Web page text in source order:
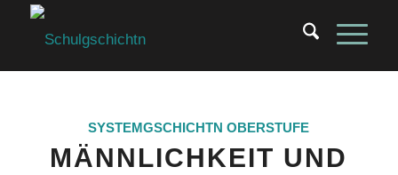
SYSTEMGSCHICHTN OBERSTUFE
MÄNNLICHKEIT UND